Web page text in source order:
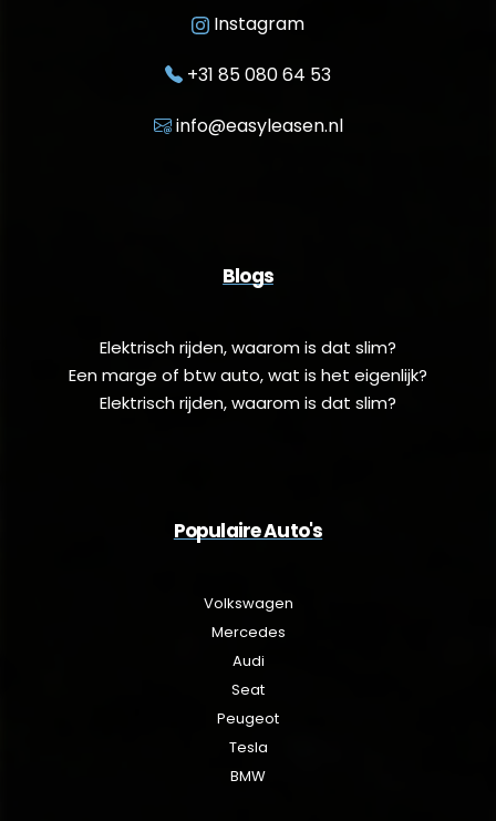
Instagram
+31 85 080 64 53
info@easyleasen.nl
Blogs
Elektrisch rijden, waarom is dat slim?
Een marge of btw auto, wat is het eigenlijk?
Elektrisch rijden, waarom is dat slim?
Populaire Auto's
Volkswagen
Mercedes
Audi
Seat
Peugeot
Tesla
BMW